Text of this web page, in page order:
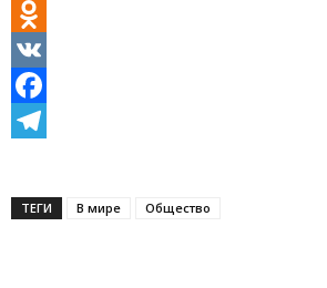
Odnoklassniki
VK
Facebook
ТЕГИ В мире Общество